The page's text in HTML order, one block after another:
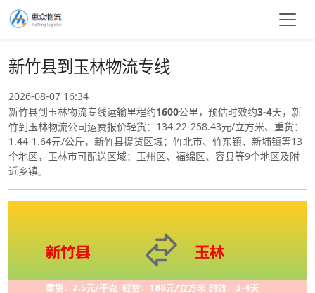
新竹县到玉林物流专线
2026-08-07 16:34
新竹县到玉林物流专线运输里程约1600公里，预估时效约3-4天，新
竹到玉林物流公司运费报价轻货：134.22-258.43元/立方米、重货：
1.44-1.64元/公斤，新竹县提货区域：竹北市、竹东镇、新埔镇等13
个地区，玉林市可配送区域：玉州区、福绵区、容县等9个地区及附
近乡镇。